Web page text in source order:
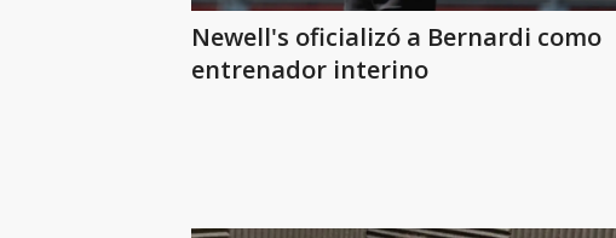
Newell's oficializó a Bernardi como
entrenador interino